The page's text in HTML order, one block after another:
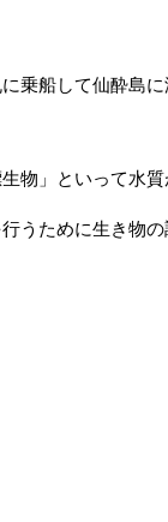
乗船して仙酔島
物」といって水
うために生き物の